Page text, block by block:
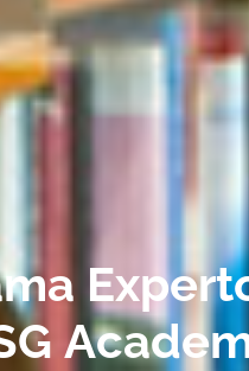
ma Expert
G Acade